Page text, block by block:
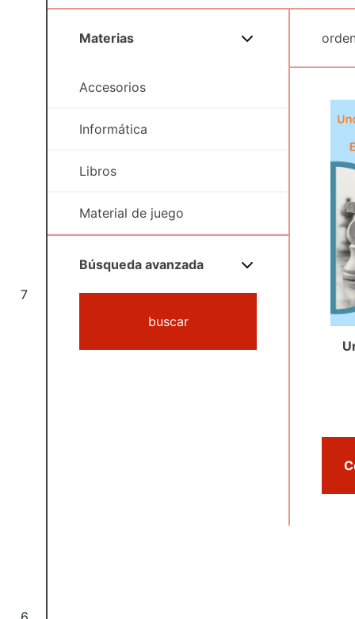
7
Materias
Accesorios
Informática
Libros
Material de juego
Búsqueda avanzada
buscar